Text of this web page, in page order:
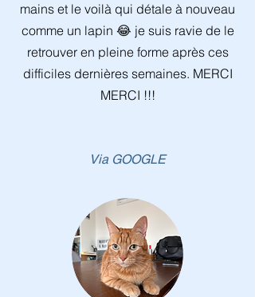
mains et le voilà qui détale à nouveau
comme un lapin 😂 je suis ravie de le
retrouver en pleine forme après ces
difficiles dernières semaines. MERCI
MERCI !!!
Via GOOGLE